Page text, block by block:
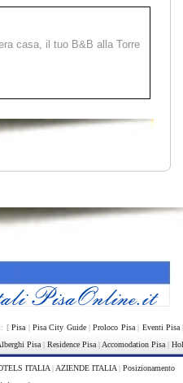
casa, il tuo B&B alla Torre
[Pisa | Pisa City Guide|Proloco Pisa| Eventi Pisa
Pisa | Residence Pisa | Accomodation Pisa |
ITALIA| AZIENDE ITALIA| Posizionamento